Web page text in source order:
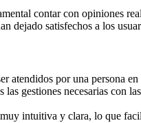
contar con opiniones
dejado satisfechos a los
atendidos por una persona
las gestiones necesarias con
intuitiva y clara, lo que